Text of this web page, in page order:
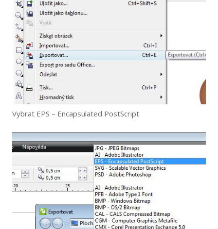
Vybrat EPS – Encapsulated PostScript